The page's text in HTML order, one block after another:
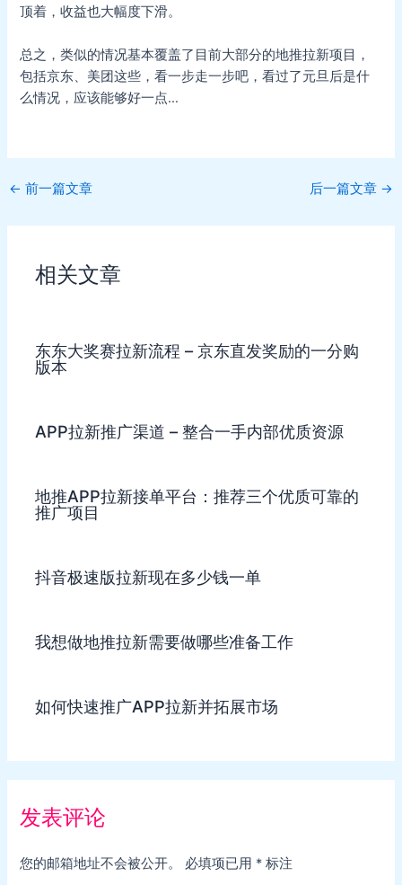
顶着，收益也大幅度下滑。
总之，类似的情况基本覆盖了目前大部分的地推拉新项目，
包括京东、美团这些，看一步走一步吧，看过了元旦后是什
么情况，应该能够好一点…
Post
← 前一篇文章 后一篇文章 →
相关文章
东东大奖赛拉新流程 – 京东直发奖励的一分购
版本
APP拉新推广渠道 – 整合一手内部优质资源
地推APP拉新接单平台：推荐三个优质可靠的
推广项目
抖音极速版拉新现在多少钱一单
我想做地推拉新需要做哪些准备工作
如何快速推广APP拉新并拓展市场
发表评论
您的邮箱地址不会被公开。 必填项已用 * 标注